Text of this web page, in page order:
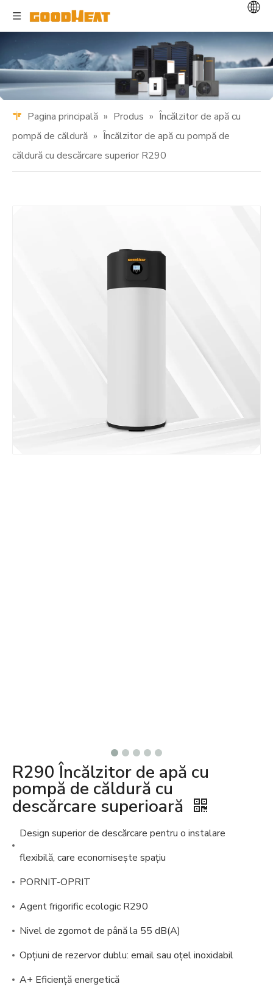
Pagina principală » Produs » Încălzitor de apă cu
pompă de căldură » Încălzitor de apă cu pompă de
căldură cu descărcare superior R290
R290 Încălzitor de apă cu
pompă de căldură cu
descărcare superioară
Design superior de descărcare pentru o instalare
flexibilă, care economisește spațiu
PORNIT-OPRIT
Agent frigorific ecologic R290
Nivel de zgomot de până la 55 dB(A)
Opțiuni de rezervor dublu: email sau oțel inoxidabil
A+ Eficiență energetică